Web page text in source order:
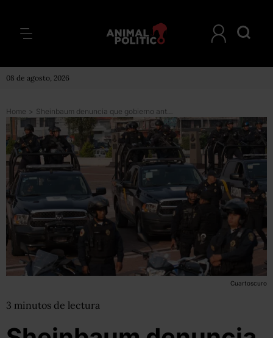
08 de agosto, 2026
Home > Sheinbaum denuncia que gobierno anterior “maquilló” cifras y ocultó 24 mil delitos de alto impacto
Cuartoscuro
3 minutos de lectura